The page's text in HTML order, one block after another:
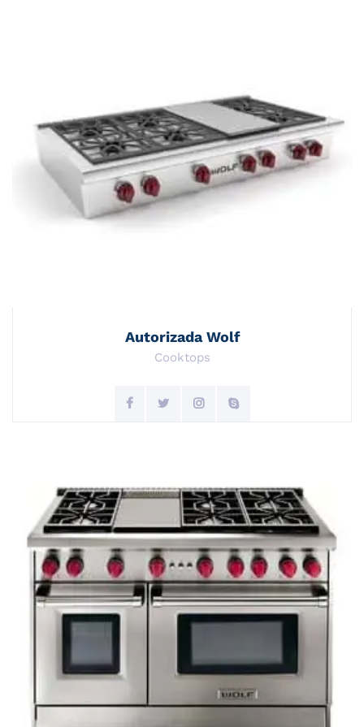
Autorizada Wolf
Cooktops